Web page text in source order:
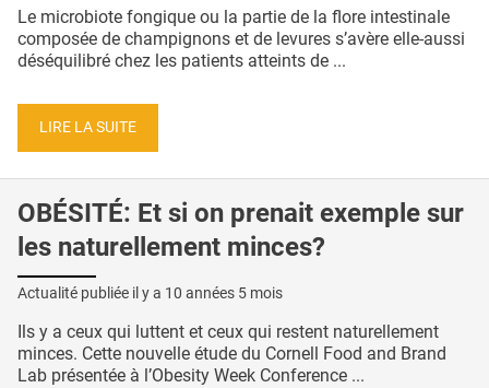
Le microbiote fongique ou la partie de la flore intestinale
composée de champignons et de levures s’avère elle-aussi
déséquilibré chez les patients atteints de ...
LIRE LA SUITE
OBÉSITÉ: Et si on prenait exemple sur
les naturellement minces?
Actualité publiée il y a 10 années 5 mois
Ils y a ceux qui luttent et ceux qui restent naturellement
minces. Cette nouvelle étude du Cornell Food and Brand
Lab présentée à l’Obesity Week Conference ...